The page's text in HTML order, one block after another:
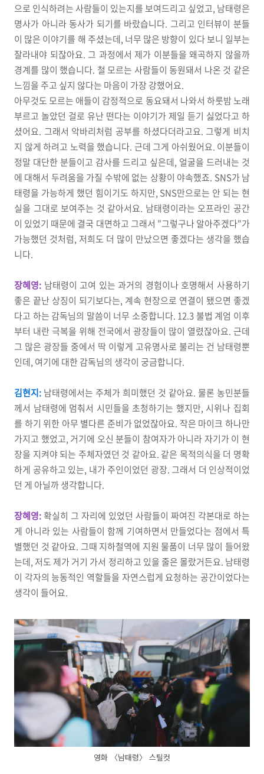
으로 인식하려는 사람들이 있는지를 보여드리고 싶었고, 남태령은
명사가 아니라 동사가 되기를 바랐습니다. 그리고 인터뷰이 분들
이 많은 이야기를 해 주셨는데, 너무 많은 방향이 있다 보니 일부는
잘라내야 되잖아요. 그 과정에서 제가 이분들을 왜곡하지 않을까
경계를 많이 했습니다. 철 모르는 사람들이 동원돼서 나온 것 같은
느낌을 주고 싶지 않다는 마음이 가장 강했어요.
아무것도 모르는 애들이 감정적으로 동요돼서 나와서 하룻밤 노래
부르고 놀았던 걸로 유난 떤다는 이야기가 제일 듣기 싫었다고 하
셨어요. 그래서 악바리처럼 공부를 하셨다더라고요. 그렇게 비치
지 않게 하려고 노력을 했습니다. 근데 그게 아쉬웠어요. 이분들이
정말 대단한 분들이고 감사를 드리고 싶은데, 얼굴을 드러내는 것
에 대해서 두려움을 가질 수밖에 없는 상황이 야속했죠. SNS가 남
태령을 가능하게 했던 힘이기도 하지만, SNS만으로는 안 되는 현
실을 그대로 보여주는 것 같아서요. 남태령이라는 오프라인 공간
이 있었기 때문에 결국 대면하고 그래서 "그렇구나 알아주겠다"가
가능했던 것처럼, 저희도 더 많이 만났으면 좋겠다는 생각을 했습
니다.
장혜영: 남태령이 고여 있는 과거의 경험이나 호명해서 사용하기
좋은 끝난 상징이 되기보다는, 계속 현장으로 연결이 됐으면 좋겠
다고 하는 감독님의 말씀이 너무 소중합니다. 12.3 불법 계엄 이후
부터 내란 극복을 위해 전국에서 광장들이 많이 열렸잖아요. 근데
그 많은 광장들 중에서 딱 이렇게 고유명사로 불리는 건 남태령뿐
인데, 여기에 대한 감독님의 생각이 궁금합니다.
김현지: 남태령에서는 주체가 희미했던 것 같아요. 물론 농민분들
께서 남태령에 멈춰서 시민들을 초청하기는 했지만, 시위나 집회
를 하기 위한 아무 별다른 준비가 없었잖아요. 작은 마이크 하나만
가지고 했었고, 거기에 오신 분들이 참여자가 아니라 자기가 이 현
장을 지켜야 되는 주체자였던 것 같아요. 같은 목적의식을 더 명확
하게 공유하고 있는, 내가 주인이었던 광장. 그래서 더 인상적이었
던 게 아닐까 생각합니다.
장혜영: 확실히 그 자리에 있었던 사람들이 짜여진 각본대로 하는
게 아니라 있는 사람들이 함께 기여하면서 만들었다는 점에서 특
별했던 것 같아요. 그때 지하철역에 지원 물품이 너무 많이 들어왔
는데, 저도 제가 거기 가서 정리하고 있을 줄은 몰랐거든요. 남태령
이 각자의 능동적인 역할들을 자연스럽게 요청하는 공간이었다는
생각이 들어요.
영화 〈남태령〉 스틸컷